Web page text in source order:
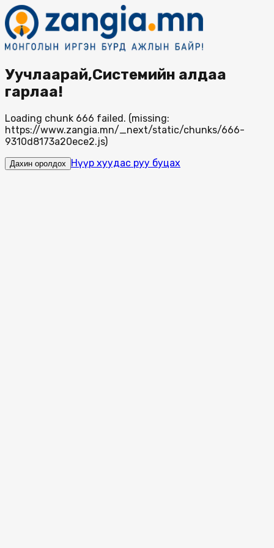
Уучлаарай,Системийн алдаа
гарлаа!
Loading chunk 666 failed. (missing:
https://www.zangia.mn/_next/static/chunks/666-
9310d8173a20ece2.js)
Дахин оролдох Нүүр хуудас руу буцах